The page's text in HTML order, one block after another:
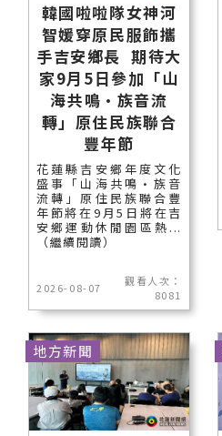
韓國啦啦隊女神河
智媛穿原民服飾攜
手吉安鄉長 期待大
家9月5日參加「山
海共鳴•族音流
轉」原住民族聯合
豐年節
花蓮縣吉安鄉年度文化
盛事「山海共鳴•族音
流轉」原住民族聯合豐
年節將在9月5日將在吉
安鄉運動休閒園區熱...
（繼續閱讀）
2026-08-07
觀看人次：
8081
地方新聞